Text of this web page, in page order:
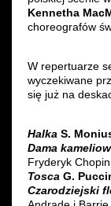
Kennetha
choreografów
W repertuarze
wyczekiwane
się już na
Halka S.
Dama
Fryderyk
Tosca G.
Czarodziejski